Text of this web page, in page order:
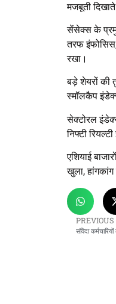
मजबूती
सेंसेक्स के प्रमुख
तरफ
रखा।
बड़े शेयरों की
स्मॉलकैप
सेक्टोरल
निफ्टी
एशियाई
खुला,
PREVIOUS
संविदा